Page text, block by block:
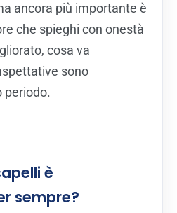
ancora più importante è
che spieghi con onestà
cosa va
sono
periodo.
è
sempre?